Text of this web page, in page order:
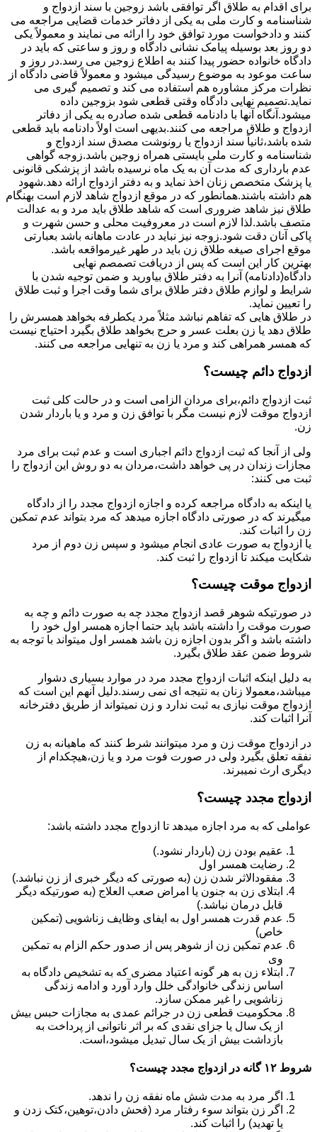
برای اقدام به طلاق اگر توافقی باشد زوجین با سند ازدواج و
شناسنامه و کارت ملی به یکی از دفاتر خدمات قضایی مراجعه می
کنند و دادخواست مورد توافق خود را ارائه می نمایند و معمولاً یکی
دو روز بعد بوسیله پیامک نشانی دادگاه و روز و ساعتی که باید در
دادگاه خانواده حضور پیدا کنند به اطلاع زوجین می رسد.در روز و
ساعت موعود به موضوع رسیدگی میشود و معمولاً قاضی دادگاه از
نظرات مرکز مشاوره هم استفاده می کند و تصمیم گیری می
نماید.تصمیم نهایی دادگاه وقتی قطعی شود بزوجین داده
میشود.آنگاه آنها با دادنامه قطعی شده صادره به یکی از دفاتر
ازدواج و طلاق مراجعه می کنند.بدیهی است اولاً دادنامه باید قطعی
شده باشد،ثانیاً سند ازدواج یا رونوشت مصدق سند ازدواج و
شناسنامه و کارت ملی بایستی همراه زوجین باشد.زوجه گواهی
عدم بارداری که مدت آن به یک ماه نرسیده باشد از پزشکی قانونی
یا پزشک متخصص زنان اخذ نماید و به دفتر ازدواج ارائه دهد.شهود
هم داشته باشند.همانطور که در موقع ازدواج شاهد لازم است بهنگام
طلاق نیز شاهد ضروری است که شاهد طلاق باید مرد و به عدالت
متصف باشد.لذا لازم است در معروفیت محلی و حسن شهرت و
پاکی آنان دقت شود.زوجه نیز نباید در عادت ماهانه باشد بعبارتی
موقع اجرای صیغه طلاق زن باید در طهر غیرمواقعه باشد.
بهترین کار این است که پس از دریافت تصمصم نهایی
دادگاه(دادنامه) آنرا به دفتر طلاق بیاورید و ضمن توجیه شدن با
شرایط و لوازم طلاق دفتر طلاق برای شما وقت اجرا و ثبت طلاق
را تعیین نماید.
در طلاق هایی که تفاهم نباشد مثلاً مرد یکطرفه بخواهد همسرش را
طلاق دهد یا زن بعلت عسر و حرج بخواهد طلاق بگیرد احتیاج نیست
که همسر همراهی کند و مرد یا زن به تنهایی مراجعه می کنند.
ازدواج دائم چیست؟
ثبت ازدواج دائم،برای مردان الزامی است و در حالت کلی ثبت
ازدواج موقت لازم نیست مگر با توافق زن و مرد و یا باردار شدن
زن.
ولی از آنجا که ثبت ازدواج دائم اجباری است و عدم ثبت برای مرد
مجازات زندان در پی خواهد داشت،مردان به دو روش این ازدواج را
ثبت می کنند:
یا اینکه به دادگاه مراجعه کرده و اجازه ازدواج مجدد را از دادگاه
میگیرند که در صورتی دادگاه اجازه میدهد که مرد بتواند عدم تمکین
زن را اثبات کند.
یا ازدواج به صورت عادی انجام میشود و سپس زن دوم از مرد
شکایت میکند تا ازدواج را ثبت کند.
ازدواج موقت چیست؟
در صورتیکه شوهر قصد ازدواج مجدد چه به صورت دائم و چه به
صورت موقت را داشته باشد باید حتما اجازه همسر اول خود را
داشته باشد و اگر بدون اجازه زن باشد همسر اول میتواند با توجه به
شروط ضمن عقد طلاق بگیرد.
به دلیل اینکه اثبات ازدواج مجدد مرد در موارد بسیاری دشوار
میباشد،معمولا زنان به نتیجه ای نمی رسند.دلیل آنهم این است که
ازدواج موقت نیازی به ثبت ندارد و زن نمیتواند از طریق دفترخانه
آنرا اثبات کند.
در ازدواج موقت زن و مرد میتوانند شرط کنند که ماهیانه به زن
نفقه تعلق بگیرد ولی در صورت فوت مرد و یا زن،هیچکدام از
دیگری ارث نمیبرند.
ازدواج مجدد چیست؟
عواملی که به مرد اجازه میدهد تا ازدواج مجدد داشته باشد:
عقیم بودن زن (باردار نشود.)
رضایت همسر اول
مفقودالاثر شدن زن (به صورتی که دیگر خبری از زن نباشد.)
ابتلای زن به جنون یا امراض صعب العلاج (به صورتیکه دیگر
قابل درمان نباشد.)
عدم قدرت همسر اول به ایفای وظایف زناشویی (تمکین
خاص)
عدم تمکین زن از شوهر پس از صدور حکم الزام به تمکین
وی
ابتلاء زن به هر گونه اعتیاد مضری که به تشخیص دادگاه به
اساس زندگی خانوادگی خلل وارد آورد و ادامه زندگی
زناشویی را غیر ممکن سازد.
محکومیت قطعی زن در جرائم عمدی به مجازات حبس بیش
از یک سال یا جزای نقدی که بر اثر ناتوانی از پرداخت به
بازداشت بیش از یک سال تبدیل می‎شود،است.
شروط ۱۲ گانه در ازدواج مجدد چیست؟
اگر مرد به مدت شش ماه نفقه زن را ندهد.
اگر زن بتواند سوء رفتار مرد (فحش دادن،توهین،کتک زدن و
یا تهدید) را اثبات کند.